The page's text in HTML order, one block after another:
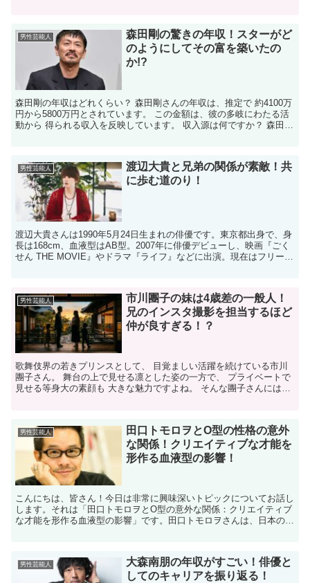
男性芸能人
森田剛の驚きの年収！スターがど
のようにしてその富を築いたの
か!?
森田剛の年収はどれくらい？ 森田剛さんの年収は、推定で 約4100万
円から5800万円とされています。 この金額は、彼の多岐にわたる活
動から 得られる収入を反映しています。 収入源は何ですか？ 森田剛
男性芸能人
渡辺大貴と兄弟の関係が素敵！共
に歩む道のり！
渡辺大貴さんは1990年5月24日生まれの俳優です。東京都出身で、身
長は168cm、血液型はAB型。2007年に俳優デビューし、映画『ごく
せん THE MOVIE』やドラマ『ライフ』などに出演。現在はフリーで
男性芸能人
市川團子の妹は4歳差の一般人！
兄のインスタ撮影を担当するほど
仲が良すぎる！？
歌舞伎界の若きプリンスとして、 目覚ましい活躍を続けている市川
團子さん。 舞台の上で見せる凛とした姿の一方で、 プライベートで
見せる等身大の素顔も 大きな魅力ですよね。 そんな團子さんには、
男性芸能人
田口トモロヲとO型の性格の意外
な関係！クリエイティブな才能を
形作る血液型の影響！
こんにちは、皆さん！今日は非常に興味深いトピックについてお話し
します。それは「田口トモロヲとO型の意外な関係：クリエイティブ
な才能を形作る血液型の影響」です。田口トモロヲさんは、日本のエ
男性芸能人
大森南朋の年収がすごい！俳優と
してのキャリアを振り返る！